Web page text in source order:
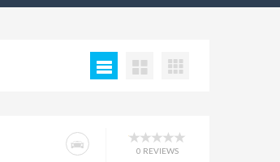
0 REVIEWS